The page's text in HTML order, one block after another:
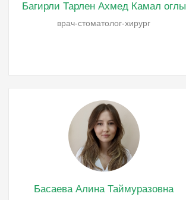
Багирли Тарлен Ахмед Камал оглы
врач-стоматолог-хирург
Басаева Алина Таймуразовна